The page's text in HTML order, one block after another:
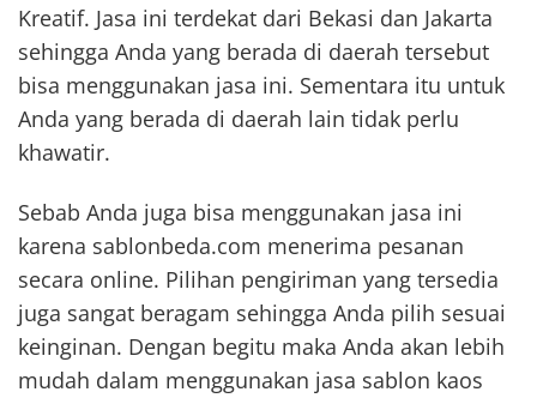
Kreatif. Jasa ini terdekat dari Bekasi dan Jakarta
sehingga Anda yang berada di daerah tersebut
bisa menggunakan jasa ini. Sementara itu untuk
Anda yang berada di daerah lain tidak perlu
khawatir.
Sebab Anda juga bisa menggunakan jasa ini
karena sablonbeda.com menerima pesanan
secara online. Pilihan pengiriman yang tersedia
juga sangat beragam sehingga Anda pilih sesuai
keinginan. Dengan begitu maka Anda akan lebih
mudah dalam menggunakan jasa sablon kaos